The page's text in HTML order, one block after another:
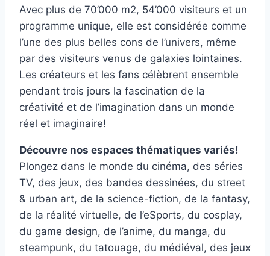
Avec plus de 70’000 m2, 54’000 visiteurs et un
programme unique, elle est considérée comme
l’une des plus belles cons de l’univers, même
par des visiteurs venus de galaxies lointaines.
Les créateurs et les fans célèbrent ensemble
pendant trois jours la fascination de la
créativité et de l’imagination dans un monde
réel et imaginaire!
Découvre nos espaces thématiques variés!
Plongez dans le monde du cinéma, des séries
TV, des jeux, des bandes dessinées, du street
& urban art, de la science-fiction, de la fantasy,
de la réalité virtuelle, de l’eSports, du cosplay,
du game design, de l’anime, du manga, du
steampunk, du tatouage, du médiéval, des jeux